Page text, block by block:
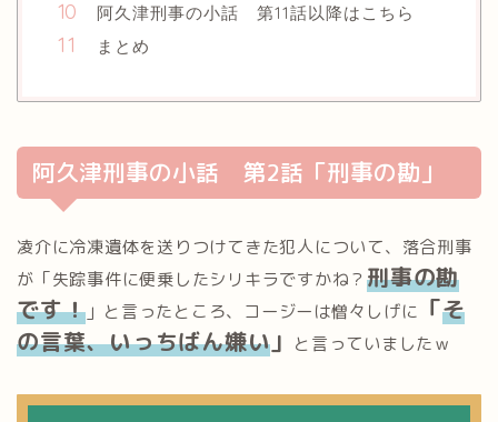
阿久津刑事の小話 第11話以降はこちら
まとめ
阿久津刑事の小話 第2話「刑事の勘」
凌介に冷凍遺体を送りつけてきた犯人について、落合刑事
が「失踪事件に便乗したシリキラですかね？刑事の勘
です！ 」と言ったところ、コージーは憎々しげに 「そ
の言葉、いっちばん嫌い 」 と言っていましたｗ